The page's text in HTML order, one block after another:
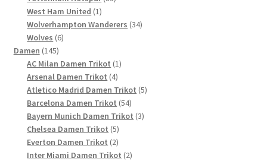
West Ham United 11
Produkt
Wolverhampton Wanderers 3434
Wolves 66
Damen 145145
Produkte
AC Milan Damen Trikot 11
Arsenal Damen Trikot 44
Produkte
Atletico Madrid Damen Trikot 55
Barcelona Damen Trikot 5454
Produkte
Bayern Munich Damen Trikot 33
Chelsea Damen Trikot 55
Produkte
Everton Damen Trikot 22
Produkte
Inter Miami Damen Trikot 22